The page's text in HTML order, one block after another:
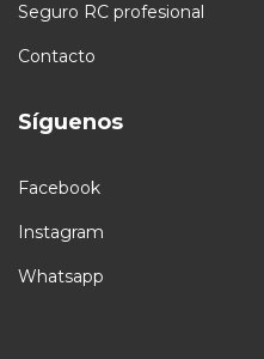
Seguro RC profesional
Contacto
Síguenos
Facebook
Instagram
Whatsapp